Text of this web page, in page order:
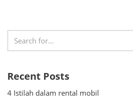
Recent Posts
4 Istilah dalam rental mobil